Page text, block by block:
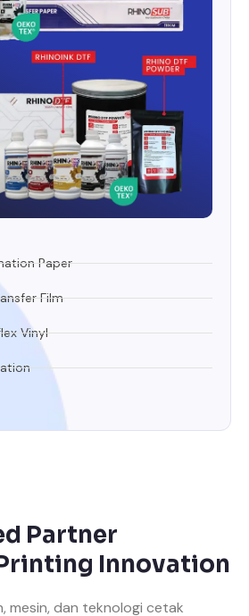
Paper
Film
Vinyl
Partner
Innovation
mesin, dan teknologi cetak